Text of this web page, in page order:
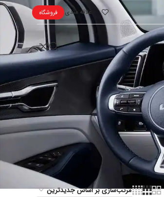
علاقه مندی فروشگاه